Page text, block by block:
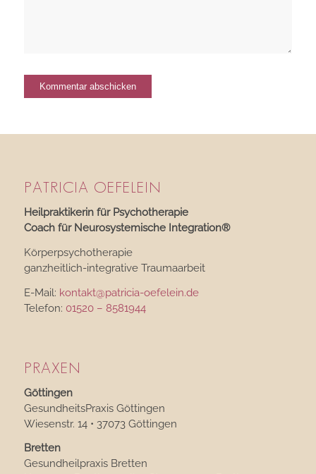
PATRICIA OEFELEIN
Heilpraktikerin für Psychotherapie
Coach für Neurosystemische Integration®
Körperpsychotherapie
ganzheitlich-integrative Traumaarbeit
E-Mail: kontakt@patricia-oefelein.de
Telefon: 01520 – 8581944
PRAXEN
Göttingen
GesundheitsPraxis Göttingen
Wiesenstr. 14 • 37073 Göttingen
Bretten
Gesundheilpraxis Bretten